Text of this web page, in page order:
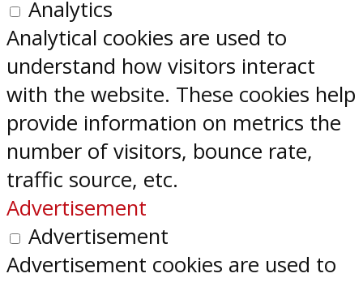
Analytics
Analytical cookies are used to
understand how visitors interact
with the website. These cookies help
provide information on metrics the
number of visitors, bounce rate,
traffic source, etc.
Advertisement
Advertisement
Advertisement cookies are used to